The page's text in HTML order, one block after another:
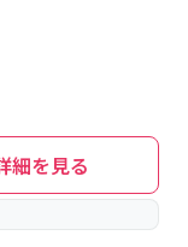
細を見る